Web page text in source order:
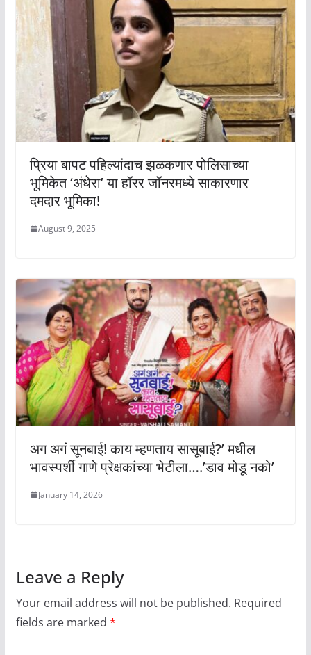
प्रिया बापट पहिल्यांदाच झळकणार पोलिसाच्या
भूमिकेत ‘अंधेरा’ या हॉरर जॉनरमध्ये साकारणार
दमदार भूमिका!
August 9, 2025
अग अगं सूनबाई! काय म्हणताय सासूबाई?’ मधील
भावस्पर्शी गाणे प्रेक्षकांच्या भेटीला….’डाव मोडू नको’
January 14, 2026
Leave a Reply
Your email address will not be published. Required
fields are marked *